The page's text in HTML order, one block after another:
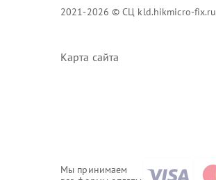
2021-2026 © СЦ kld.hikmicro-fix.ru
Карта сайта
Мы принимаем